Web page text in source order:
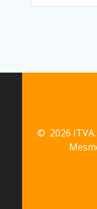
© 2026